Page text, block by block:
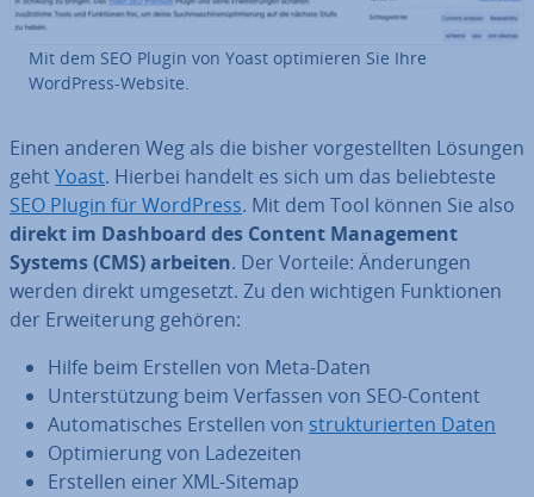
Mit dem SEO Plugin von Yoast op­ti­mie­ren Sie Ihre
WordPress-Website.
Einen anderen Weg als die bisher vor­ge­stell­ten Lösungen
gehtYoast. Hierbei handelt es sich um das be­lieb­tes­te
SEO Plugin für WordPress. Mit dem Tool können Sie also
direkt im Dashboard des Content Ma­nage­ment
Systems (CMS) arbeiten. Der Vorteile: Än­de­run­gen
werden direkt umgesetzt. Zu den wichtigen Funk­tio­nen
der Er­wei­te­rung gehören:
Hilfe beim Erstellen von Meta-Daten
Un­ter­stüt­zung beim Verfassen von SEO-Content
Au­to­ma­ti­sches Erstellen von struk­tu­rier­ten Daten
Op­ti­mie­rung von La­de­zei­ten
Erstellen einer XML-Sitemap